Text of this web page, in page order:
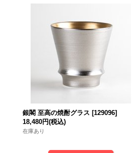
銀閣 至高の焼酎グラス [129096]
18,480円(税込)
在庫あり